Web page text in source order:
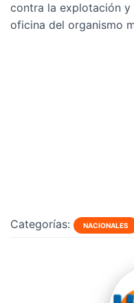
contra la explotación y
oficina del organismo
Categorías: NACIONALES